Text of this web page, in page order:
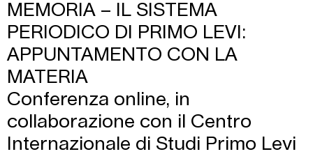
MEMORIA – IL SISTEMA
PERIODICO DI PRIMO LEVI:
APPUNTAMENTO CON LA
MATERIA
Conferenza online, in
collaborazione con il Centro
Internazionale di Studi Primo Levi